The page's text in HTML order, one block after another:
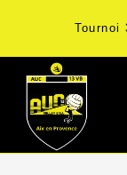
content
Tournoi